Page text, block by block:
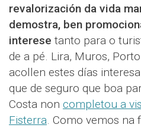
revalorización da vida
demostra, ben
interese tanto para o
de a pé. Lira, Muros,
acollen estes días
que de seguro que boa
Costa non completou a
Fisterra. Como vemos na